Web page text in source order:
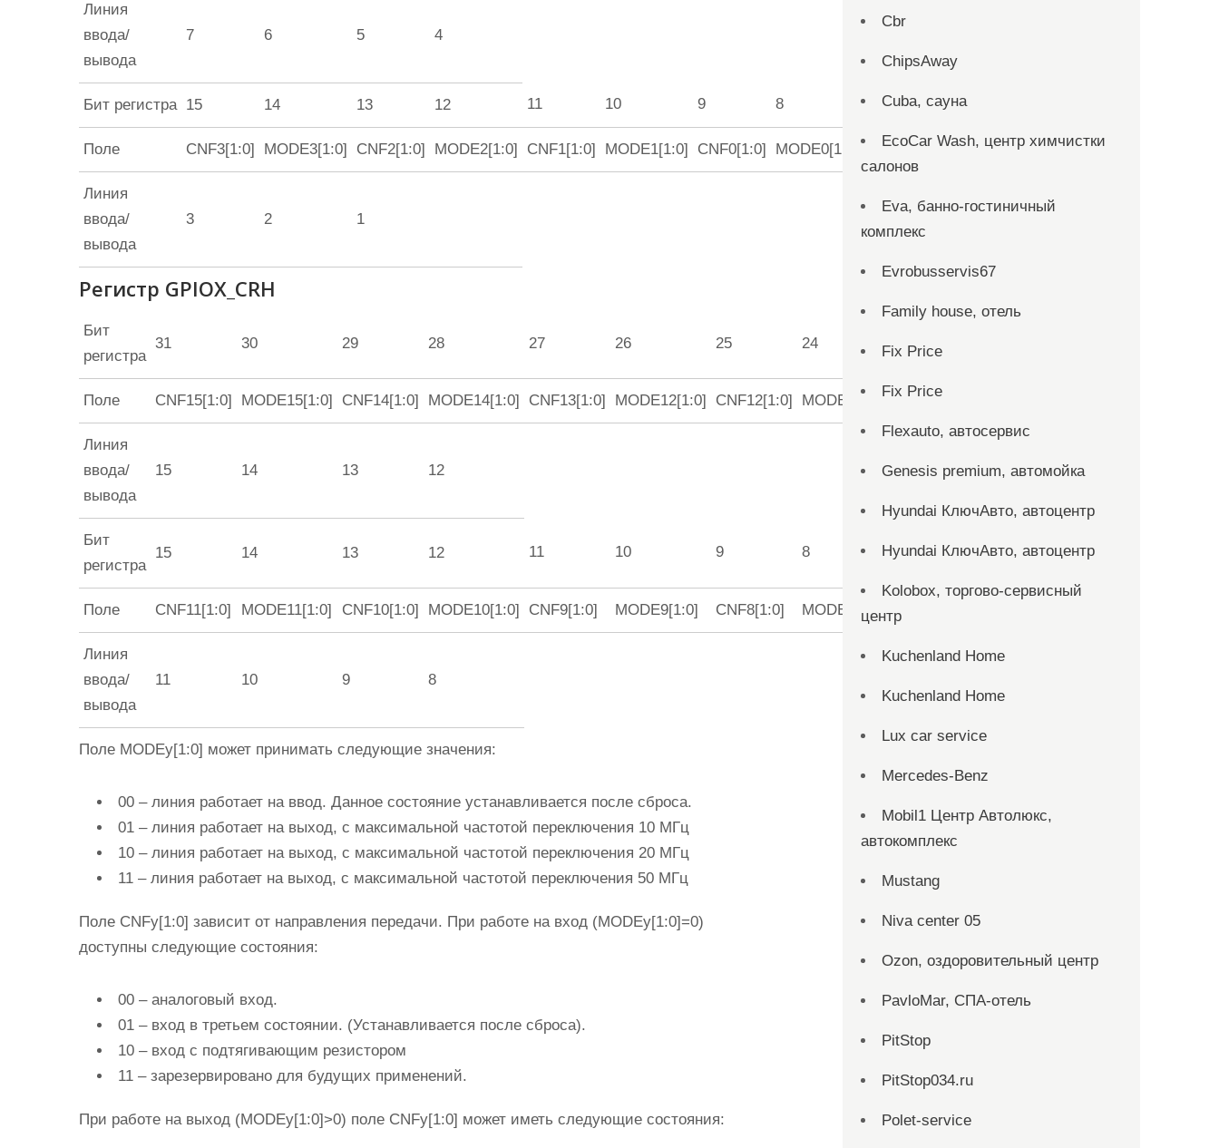
Линия
ввода/
вывода
7 6 5 4
Бит регистра 15 14 13 12 11 10 9 8 6 5 4
Поле CNF3[1:0] MODE3[1:0] CNF2[1:0] MODE2[1:0] CNF1[1:0] MODE1[1:0] CNF0[1:0] MODE0[1:0]
Линия
ввода/
вывода
3 2 1
Регистр GPIOX_CRH
Бит
регистра
31 30 29 28 27 26 25 24 23
Поле CNF15[1:0] MODE15[1:0] CNF14[1:0] MODE14[1:0] CNF13[1:0] MODE12[1:0] CNF12[1:0] MODE12[1:0]
Линия
ввода/
вывода
15 14 13 12
Бит
регистра
15 14 13 12 11 10 9 8 7 6 5 4 3 2 1
Поле CNF11[1:0] MODE11[1:0] CNF10[1:0] MODE10[1:0] CNF9[1:0] MODE9[1:0] CNF8[1:0] MODE8[1:0]
Линия
ввода/
вывода
11 10 9 8
Поле MODEy[1:0] может принимать следующие значения:
00 – линия работает на ввод. Данное состояние устанавливается после сброса.
01 – линия работает на выход, с максимальной частотой переключения 10 МГц
10 – линия работает на выход, с максимальной частотой переключения 20 МГц
11 – линия работает на выход, с максимальной частотой переключения 50 МГц
Поле CNFy[1:0] зависит от направления передачи. При работе на вход (MODEy[1:0]=0)
доступны следующие состояния:
00 – аналоговый вход.
01 – вход в третьем состоянии. (Устанавливается после сброса).
10 – вход с подтягивающим резистором
11 – зарезервировано для будущих применений.
При работе на выход (MODEy[1:0]>0) поле CNFy[1:0] может иметь следующие состояния:
Cbr
ChipsAway
Cuba, сауна
EcoCar Wash, центр химчистки
салонов
Eva, банно-гостиничный
комплекс
Evrobusservis67
Family house, отель
Fix Price
Fix Price
Flexauto, автосервис
Genesis premium, автомойка
Hyundai КлючАвто, автоцентр
Hyundai КлючАвто, автоцентр
Kolobox, торгово-сервисный
центр
Kuchenland Home
Kuchenland Home
Lux car service
Mercedes-Benz
Mobil1 Центр Автолюкс,
автокомплекс
Mustang
Niva center 05
Ozon, оздоровительный центр
PavloMar, СПА-отель
PitStop
PitStop034.ru
Polet-service